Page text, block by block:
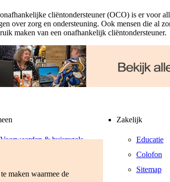
maken waarmee de
cliëntondersteuner (OCO) is er voor
over zorg en ondersteuning. Ook mensen die al
maken van een onafhankelijk cliëntondersteuner.
Voorwaarden & huisregels
Werken bij
Zakelijk
Educatie
Colofon
Sitemap